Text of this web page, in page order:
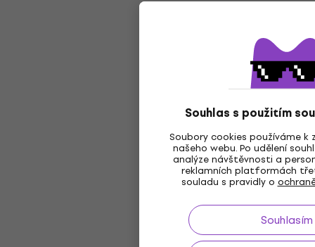
Souhlas s použitím
Soubory cookies používáme
našeho webu. Po udělení
analýze návštěvnosti a
reklamních platformách
souladu s pravidly o
Souhlasím